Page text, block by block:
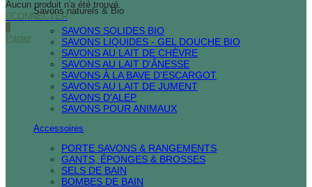
Aucun produit n'a été trouvé.
CONNECTER
Panier
Savons naturels & Bio
SAVONS SOLIDES BIO
SAVONS LIQUIDES - GEL DOUCHE BIO
SAVONS AU LAIT DE CHÈVRE
SAVONS AU LAIT D'ÂNESSE
SAVONS À LA BAVE D'ESCARGOT
SAVONS AU LAIT DE JUMENT
SAVONS D'ALEP
SAVONS POUR ANIMAUX
Accessoires
PORTE SAVONS & RANGEMENTS
GANTS, ÉPONGES & BROSSES
SELS DE BAIN
BOMBES DE BAIN